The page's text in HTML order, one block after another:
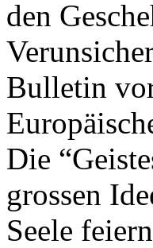
den
Bulletin
Die
grossen
Seele